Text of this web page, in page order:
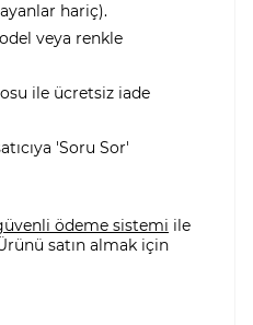
hariç).
veya renkle
ile ücretsiz iade
'Soru Sor'
ödeme sistemi ile
satın almak için